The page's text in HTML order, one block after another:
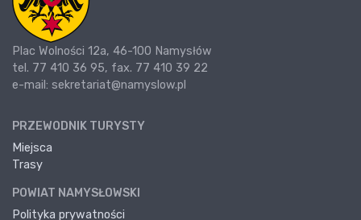
Plac Wolności 12a, 46-100 Namysłów
tel. 77 410 36 95, fax. 77 410 39 22
e-mail: sekretariat@namyslow.pl
PRZEWODNIK TURYSTY
Miejsca
Trasy
POWIAT NAMYSŁOWSKI
Polityka prywatności